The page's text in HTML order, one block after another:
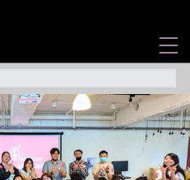
專欄
企劃
企業